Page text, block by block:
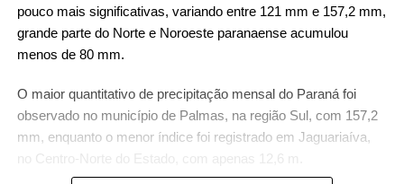
pouco mais significativas, variando entre 121 mm e 157,2 mm,
grande parte do Norte e Noroeste paranaense acumulou
menos de 80 mm.
O maior quantitativo de precipitação mensal do Paraná foi
observado no município de Palmas, na região Sul, com 157,2
mm, enquanto o menor índice foi registrado em Jaguariaíva,